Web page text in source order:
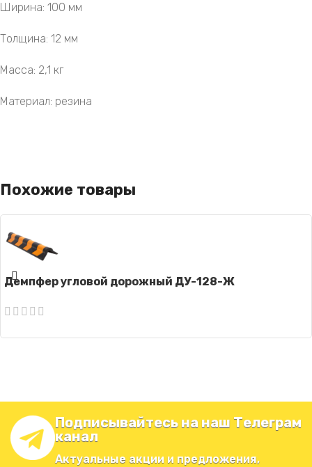
Ширина: 100 мм
Толщина: 12 мм
Масса: 2,1 кг
Материал: резина
Похожие товары
Демпфер угловой дорожный ДУ-128-Ж
Подписывайтесь на наш Телеграм
канал
Актуальные акции и предложения,